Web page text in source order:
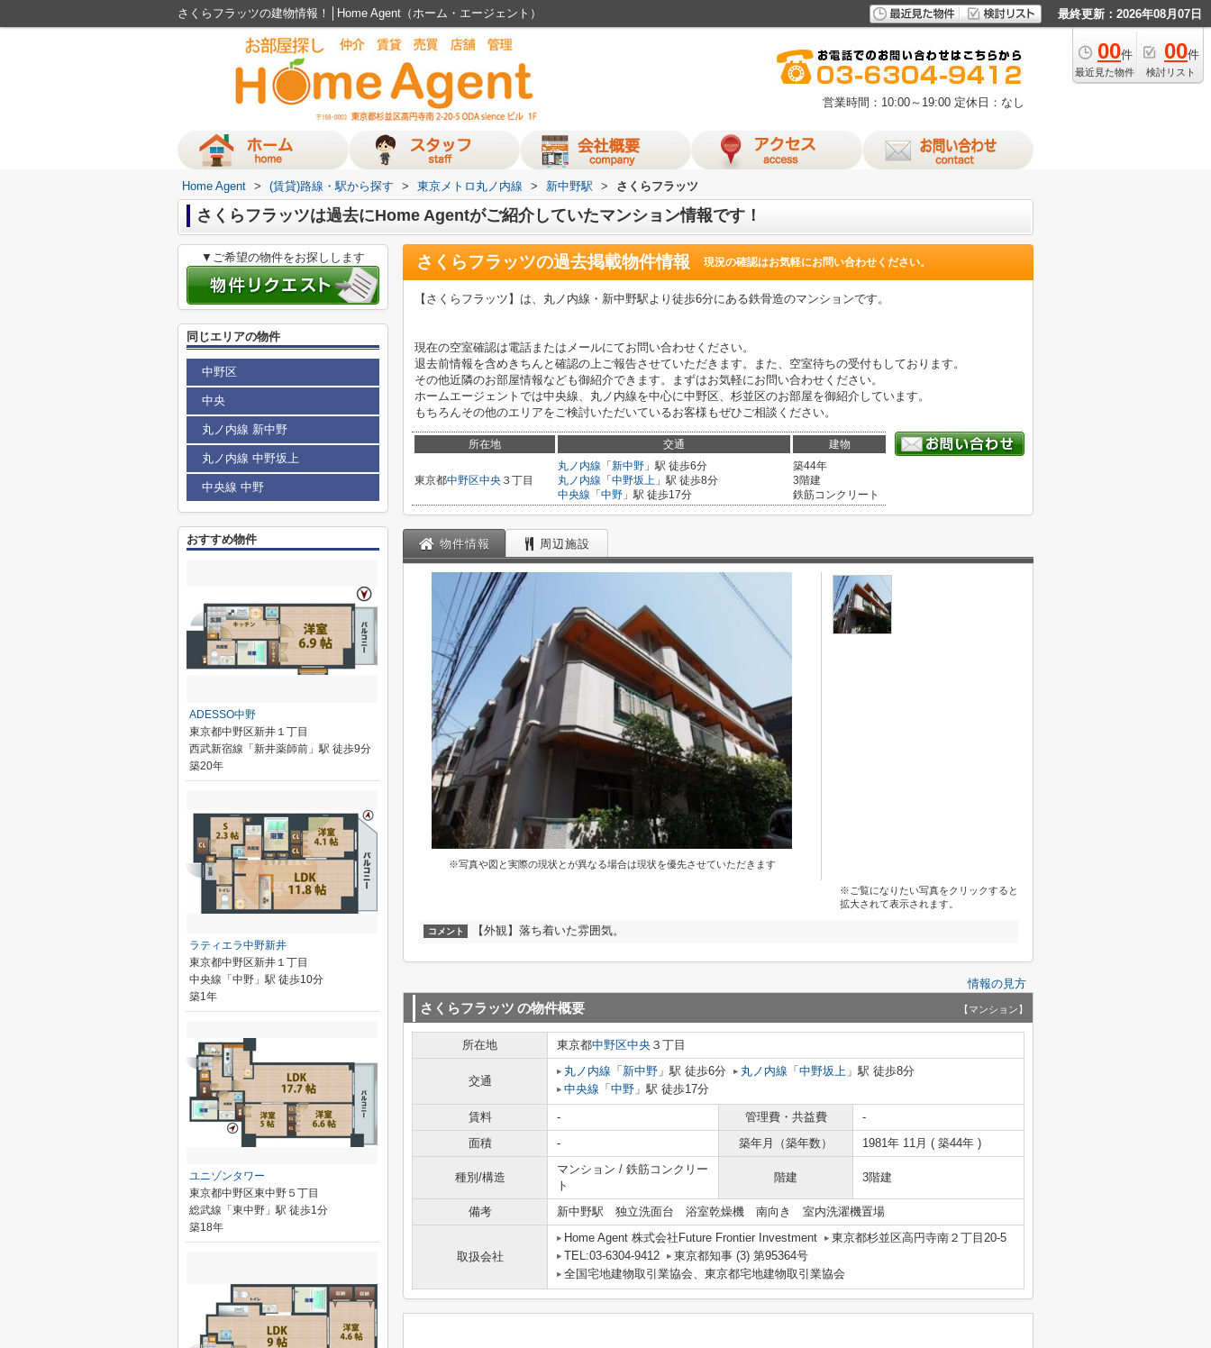
さくらフラッツの建物情報！│Home Agent（ホーム・エージェント） 最終更新：2026年08月07日
00件
最近見た物件
00件
検討リスト
営業時間：10:00～19:00 定休日：なし
Home Agent > (賃貸)路線・駅から探す > 東京メトロ丸ノ内線 > 新中野駅 > さくらフラッツ
さくらフラッツは過去にHome Agentがご紹介していたマンション情報です！
さくらフラッツの過去掲載物件情報 現況の確認はお気軽にお問い合わせください。
【さくらフラッツ】は、丸ノ内線・新中野駅より徒歩6分にある鉄骨造のマンションです。
現在の空室確認は電話またはメールにてお問い合わせください。
退去前情報を含めきちんと確認の上ご報告させていただきます。また、空室待ちの受付もしております。
その他近隣のお部屋情報なども御紹介できます。まずはお気軽にお問い合わせください。
ホームエージェントでは中央線、丸ノ内線を中心に中野区、杉並区のお部屋を御紹介しています。
もちろんその他のエリアをご検討いただいているお客様もぜひご相談ください。
所在地 交通 建物
東京都中野区中央 ３丁目
丸ノ内線 「 新中野 」駅 徒歩6分
丸ノ内線 「 中野坂上 」駅 徒歩8分
中央線 「 中野 」駅 徒歩17分
築44年
3階建
鉄筋コンクリート
物件情報 周辺施設
※写真や図と実際の現状とが異なる場合は現状を優先させていただきます
※ご覧になりたい写真をクリックすると
拡大されて表示されます。
コメント 【外観】落ち着いた雰囲気。
情報の見方
さくらフラッツ の物件概要 【マンション】
所在地 東京都中野区中央 ３丁目
交通
丸ノ内線 「 新中野 」駅 徒歩6分 丸ノ内線 「 中野坂上 」駅 徒歩8分
中央線 「 中野 」駅 徒歩17分
賃料 - 管理費・共益費
-
面積
- 築年月（築年数） 1981年 11月 ( 築44年 )
種別/構造
マンション / 鉄筋コンクリー
ト
階建 3階建
備考 新中野駅 独立洗面台 浴室乾燥機 南向き 室内洗濯機置場
取扱会社
Home Agent 株式会社Future Frontier Investment
東京都杉並区高円寺南２丁目20-5
TEL:03-6304-9412
東京都知事 (3) 第95364号
全国宅地建物取引業協会、東京都宅地建物取引業協会
▼ご希望の物件をお探しします
同じエリアの物件
中野区
中央
丸ノ内線 新中野
丸ノ内線 中野坂上
中央線 中野
おすすめ物件
ADESSO中野
東京都中野区新井１丁目
西武新宿線「新井薬師前」駅 徒歩9分
築20年
ラティエラ中野新井
東京都中野区新井１丁目
中央線「中野」駅 徒歩10分
築1年
ユニゾンタワー
東京都中野区東中野５丁目
総武線「東中野」駅 徒歩1分
築18年